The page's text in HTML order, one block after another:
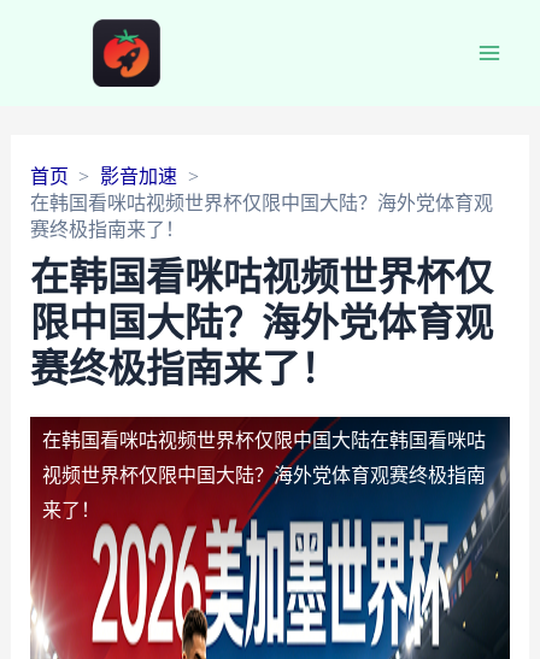
首页
影音加速
在韩国看咪咕视频世界杯仅限中国大陆？海外党体育观
赛终极指南来了！
在韩国看咪咕视频世界杯仅
限中国大陆？海外党体育观
赛终极指南来了！
在韩国看咪咕视频世界杯仅限中国大陆在韩国看咪咕
视频世界杯仅限中国大陆？海外党体育观赛终极指南
来了！